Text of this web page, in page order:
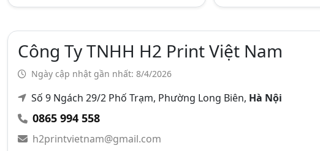
Công Ty TNHH H2 Print Việt Nam
Ngày cập nhật gần nhất: 8/4/2026
Số 9 Ngách 29/2 Phố Trạm, Phường Long Biên, Hà Nội
0865 994 558
h2printvietnam@gmail.com